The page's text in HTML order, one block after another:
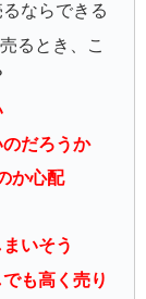
ならできる
るとき、こ
だろうか
か心配
いそう
も高く売り